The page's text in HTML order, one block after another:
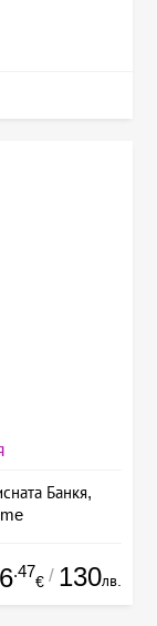
Банкя,
.47
€ / 130лв.